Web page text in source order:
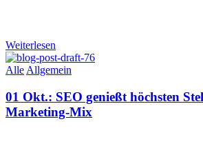
Weiterlesen
Alle Allgemein
01 Okt.: SEO genießt höchsten
Marketing-Mix